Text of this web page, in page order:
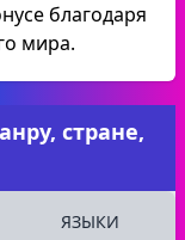
благодаря
мира.
стране,
ЯЗЫКИ